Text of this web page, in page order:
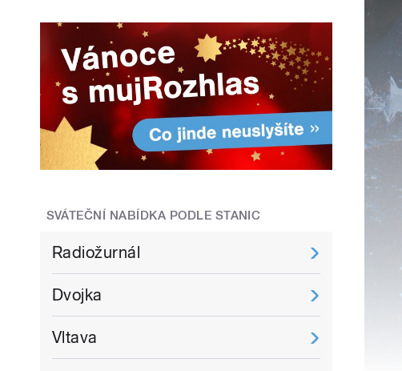
SVÁTEČNÍ NABÍDKA PODLE STANIC
Radiožurnál
Dvojka
Vltava